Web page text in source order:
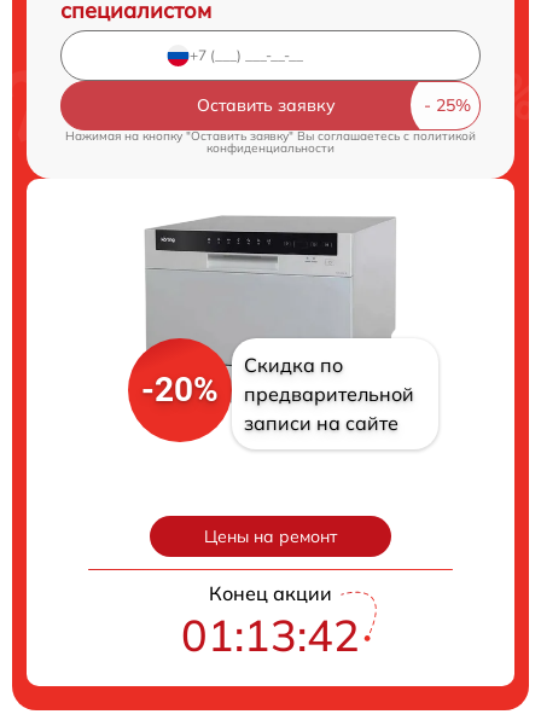
специалистом
Оставить заявку
Нажимая на кнопку "Оставить заявку" Вы соглашаетесь cполитикой
конфиденциальности
-20%
Скидка по
предварительной
записи на сайте
Цены на ремонт
Конец акции
01:13:41